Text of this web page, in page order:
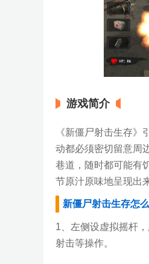
游戏简介
《新僵尸射击生存
动都必须密切留意周
巷道，随时都可能有
节原汁原味地呈现出
新僵尸射击生存怎
1、左侧设虚拟摇杆
射击等操作。